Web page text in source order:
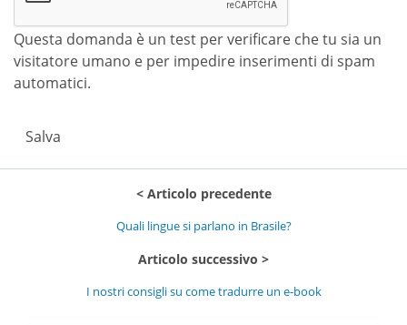
Questa domanda è un test per verificare che tu sia un
visitatore umano e per impedire inserimenti di spam
automatici.
Salva
Articolo precedente
Quali lingue si parlano in Brasile?
Articolo successivo
I nostri consigli su come tradurre un e-book